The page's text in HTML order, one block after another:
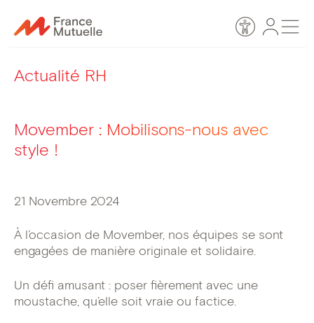
au
Accessibilité
Espace
Actualité RH
Movember : Mobilisons-nous avec
style !
21 Novembre 2024
À l’occasion de Movember, nos équipes se sont
engagées de manière originale et solidaire.
Un défi amusant : poser fièrement avec une
moustache, qu’elle soit vraie ou factice.